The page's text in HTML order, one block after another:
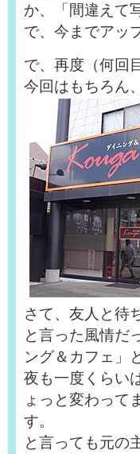
か、「間違えて
で、今までアッ
で、再度（何回
今回はもちろん
さて、友人と待
と言った風情だ
ング＆カフェ」
夜も一度くらい
ょっと変わって
す。
と言っても元の